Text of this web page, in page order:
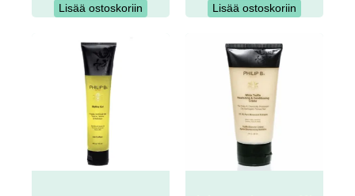
Lisää ostoskoriin Lisää ostoskoriin